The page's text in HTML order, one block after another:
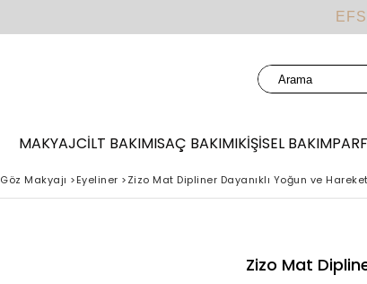
MAKYAJCİLT BAKIMISAÇ BAKIMIKİŞİSEL BAKIM
Göz Makyajı >Eyeliner >Zizo Mat Dipliner Dayanıklı Yoğun ve
Zizo Mat